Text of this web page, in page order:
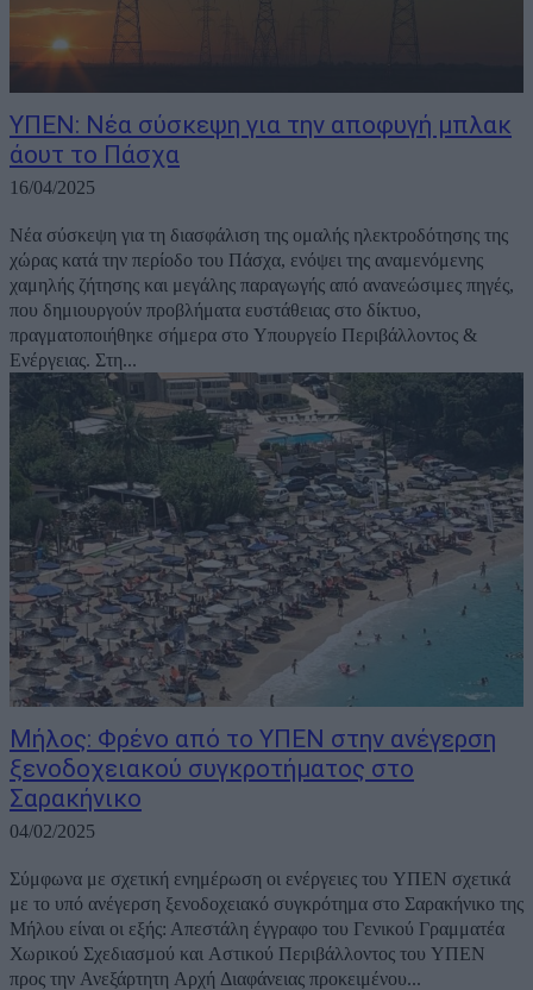
ΥΠΕΝ: Νέα σύσκεψη για την αποφυγή μπλακ
άουτ το Πάσχα
16/04/2025
Νέα σύσκεψη για τη διασφάλιση της ομαλής ηλεκτροδότησης της
χώρας κατά την περίοδο του Πάσχα, ενόψει της αναμενόμενης
χαμηλής ζήτησης και μεγάλης παραγωγής από ανανεώσιμες πηγές,
που δημιουργούν προβλήματα ευστάθειας στο δίκτυο,
πραγματοποιήθηκε σήμερα στο Υπουργείο Περιβάλλοντος &
Ενέργειας. Στη...
Μήλος: Φρένο από το ΥΠΕΝ στην ανέγερση
ξενοδοχειακού συγκροτήματος στο
Σαρακήνικο
04/02/2025
Σύμφωνα με σχετική ενημέρωση οι ενέργειες του ΥΠΕΝ σχετικά
με το υπό ανέγερση ξενοδοχειακό συγκρότημα στο Σαρακήνικο της
Μήλου είναι οι εξής: Απεστάλη έγγραφο του Γενικού Γραμματέα
Χωρικού Σχεδιασμού και Αστικού Περιβάλλοντος του ΥΠΕΝ
προς την Ανεξάρτητη Αρχή Διαφάνειας προκειμένου...